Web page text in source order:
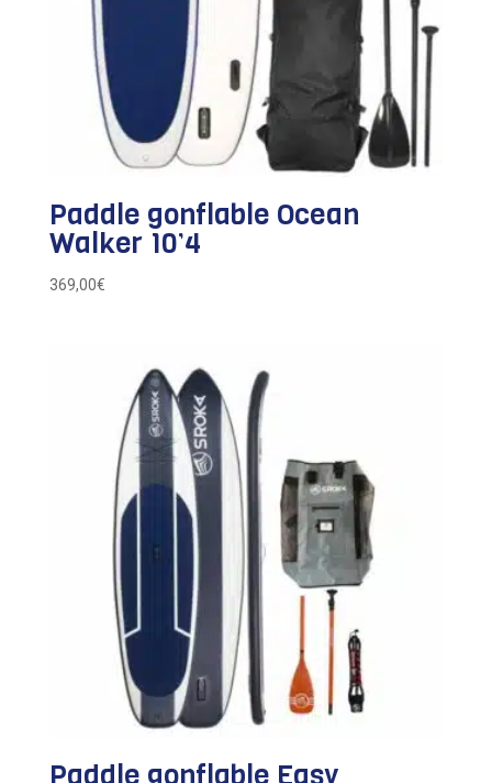
Paddle gonflable Ocean
Walker 10’4
369,00€